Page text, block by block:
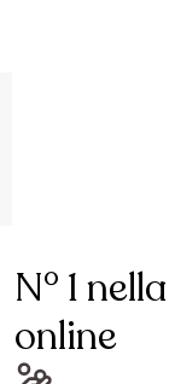
N° 1
online